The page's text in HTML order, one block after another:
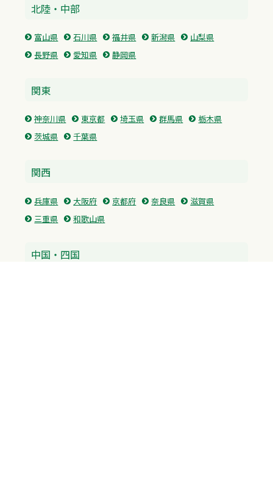
北陸・中部
富山県 石川県 福井県 新潟県
山梨県
長野県
愛知県 静岡県
関東
神奈川県 東京都 埼玉県 群馬県
栃木県
茨城県
千葉県
関西
兵庫県 大阪府 京都府 奈良県
滋賀県
三重県
和歌山県
中国・四国